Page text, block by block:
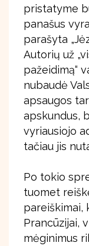
pristatyme
panašus
parašyta
Autorių už
pažeidimą“
nubaudė
apsaugos
apskundus,
vyriausiojo
tačiau jis
Po tokio
tuomet
pareiškimai,
Prancūzijai,
mėginimus